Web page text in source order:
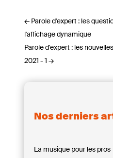
← Parole d'expert : les
l'affichage dynamique
Parole d'expert : les
2021 - 1 →
Nos derniers
La musique pour les pros